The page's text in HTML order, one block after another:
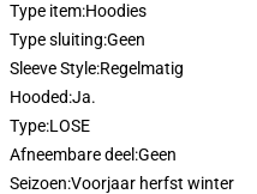
Type item:Hoodies
Type sluiting:Geen
Sleeve Style:Regelmatig
Hooded:Ja.
Type:LOSE
Afneembare deel:Geen
Seizoen:Voorjaar herfst winter